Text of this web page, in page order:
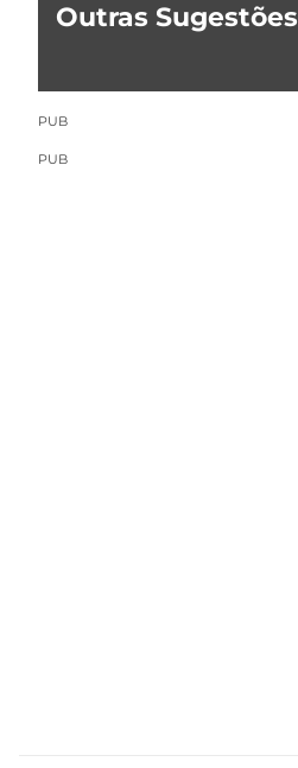
Outras Sugestões
PUB
PUB